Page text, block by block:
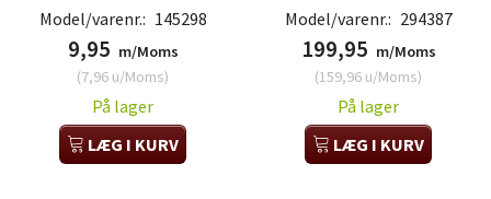
Model/varenr.: 145298
9,95 m/Moms
(7,96 u/Moms)
På lager
LÆG I KURV
Model/varenr.: 294387
199,95 m/Moms
(159,96 u/Moms)
På lager
LÆG I KURV